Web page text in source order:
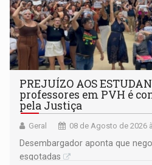
PREJUÍZO AOS
professores em PVH é
pela Justiça
Geral 08 de Agosto de 2026
Desembargador aponta que
esgotadas